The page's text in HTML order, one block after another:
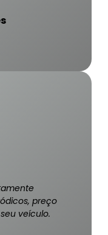
preço
veículo.